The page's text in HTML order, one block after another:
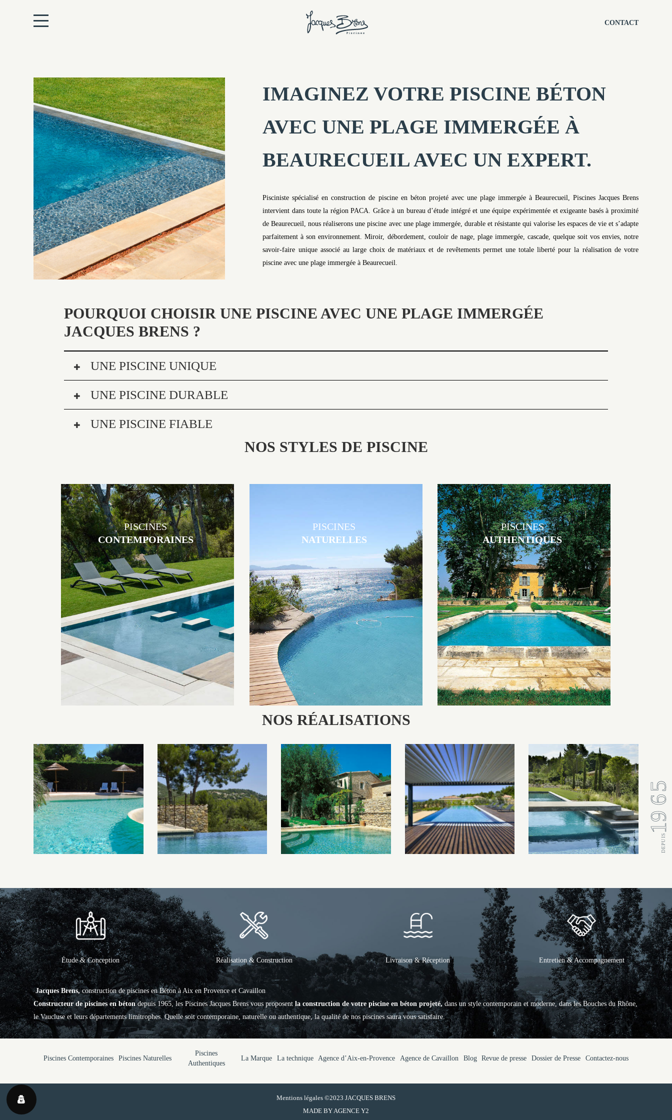
CONTACT
IMAGINEZ VOTRE PISCINE BÉTON
AVEC UNE PLAGE IMMERGÉE À
BEAURECUEIL AVEC UN EXPERT.
Pisciniste spécialisé en construction de piscine en béton projeté avec une plage immergée à Beaurecueil, Piscines Jacques Brens
intervient dans toute la région PACA. Grâce à un bureau d’étude intégré et une équipe expérimentée et exigeante basés à proximité
de Beaurecueil, nous réaliserons une piscine avec une plage immergée, durable et résistante qui valorise les espaces de vie et s’adapte
parfaitement à son environnement. Miroir, débordement, couloir de nage, plage immergée, cascade, quelque soit vos envies, notre
savoir-faire unique associé au large choix de matériaux et de revêtements permet une totale liberté pour la réalisation de votre
piscine avec une plage immergée à Beaurecueil.
POURQUOI CHOISIR UNE PISCINE AVEC UNE PLAGE IMMERGÉE
JACQUES BRENS ?
UNE PISCINE UNIQUE
UNE PISCINE DURABLE
UNE PISCINE FIABLE
NOS STYLES DE PISCINE
Les piscines en béton contemporaines Jacques Brens sont uniques
grâce au large choix de matériaux et de revêtements et les
nombreuses options disponibles, miroir, couloir de nage, plage
immergée, débordement.
PISCINES
CONTEMPORAINES
Les piscines en béton naturelles Jacques Brens sont originales, elles
s’intègrent parfaitement à leur environnement grâce à un jeu de
volume et de matière sur-mesure conçu par notre bureau d’étude
spécialisé.
PISCINES
NATURELLES
Les piscines en béton authentiques Jacques Brens se démarquent par
la noblesse des matériaux
utilisés pour garder un aspect ancien, retrouver une patine naturelle
ou créer un ornement de pierres de taille.
PISCINES
AUTHENTIQUES
NOS RÉALISATIONS
Étude & Conception Réalisation & Construction Livraison & Réception Entretien & Accompagnement
Jacques Brens,construction de piscines en Béton à Aix en Provence et Cavaillon
Constructeur de piscines en bétondepuis 1965, les Piscines Jacques Brens vous proposentla construction de votre piscine en béton projeté,dans un style contemporain et moderne, dans les Bouches du Rhône,
le Vaucluse et leurs départements limitrophes. Quelle soit contemporaine, naturelle ou authentique, la qualité de nos piscines saura vous satisfaire.
Piscines Contemporaines Piscines Naturelles
Piscines
Authentiques
La Marque La technique Agence d’Aix-en-Provence Agence de Cavaillon Blog Revue de presse Dossier de Presse Contactez-nous
Mentions légales ©2023 JACQUES BRENS
MADE BY AGENCE Y2